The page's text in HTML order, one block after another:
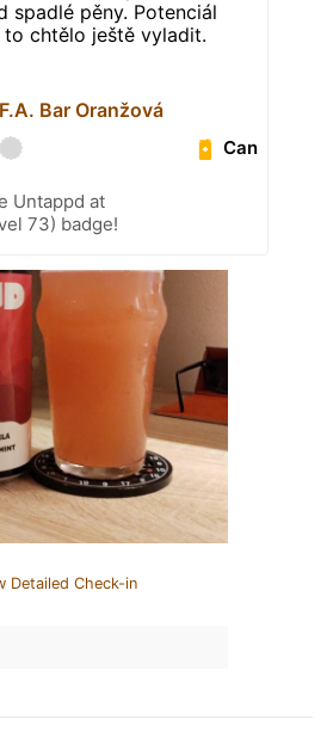
spadlé pěny. Potenciál
chtělo ještě vyladit.
F.A. Bar Oranžová
Can
Untappd at
73) badge!
Detailed Check-in